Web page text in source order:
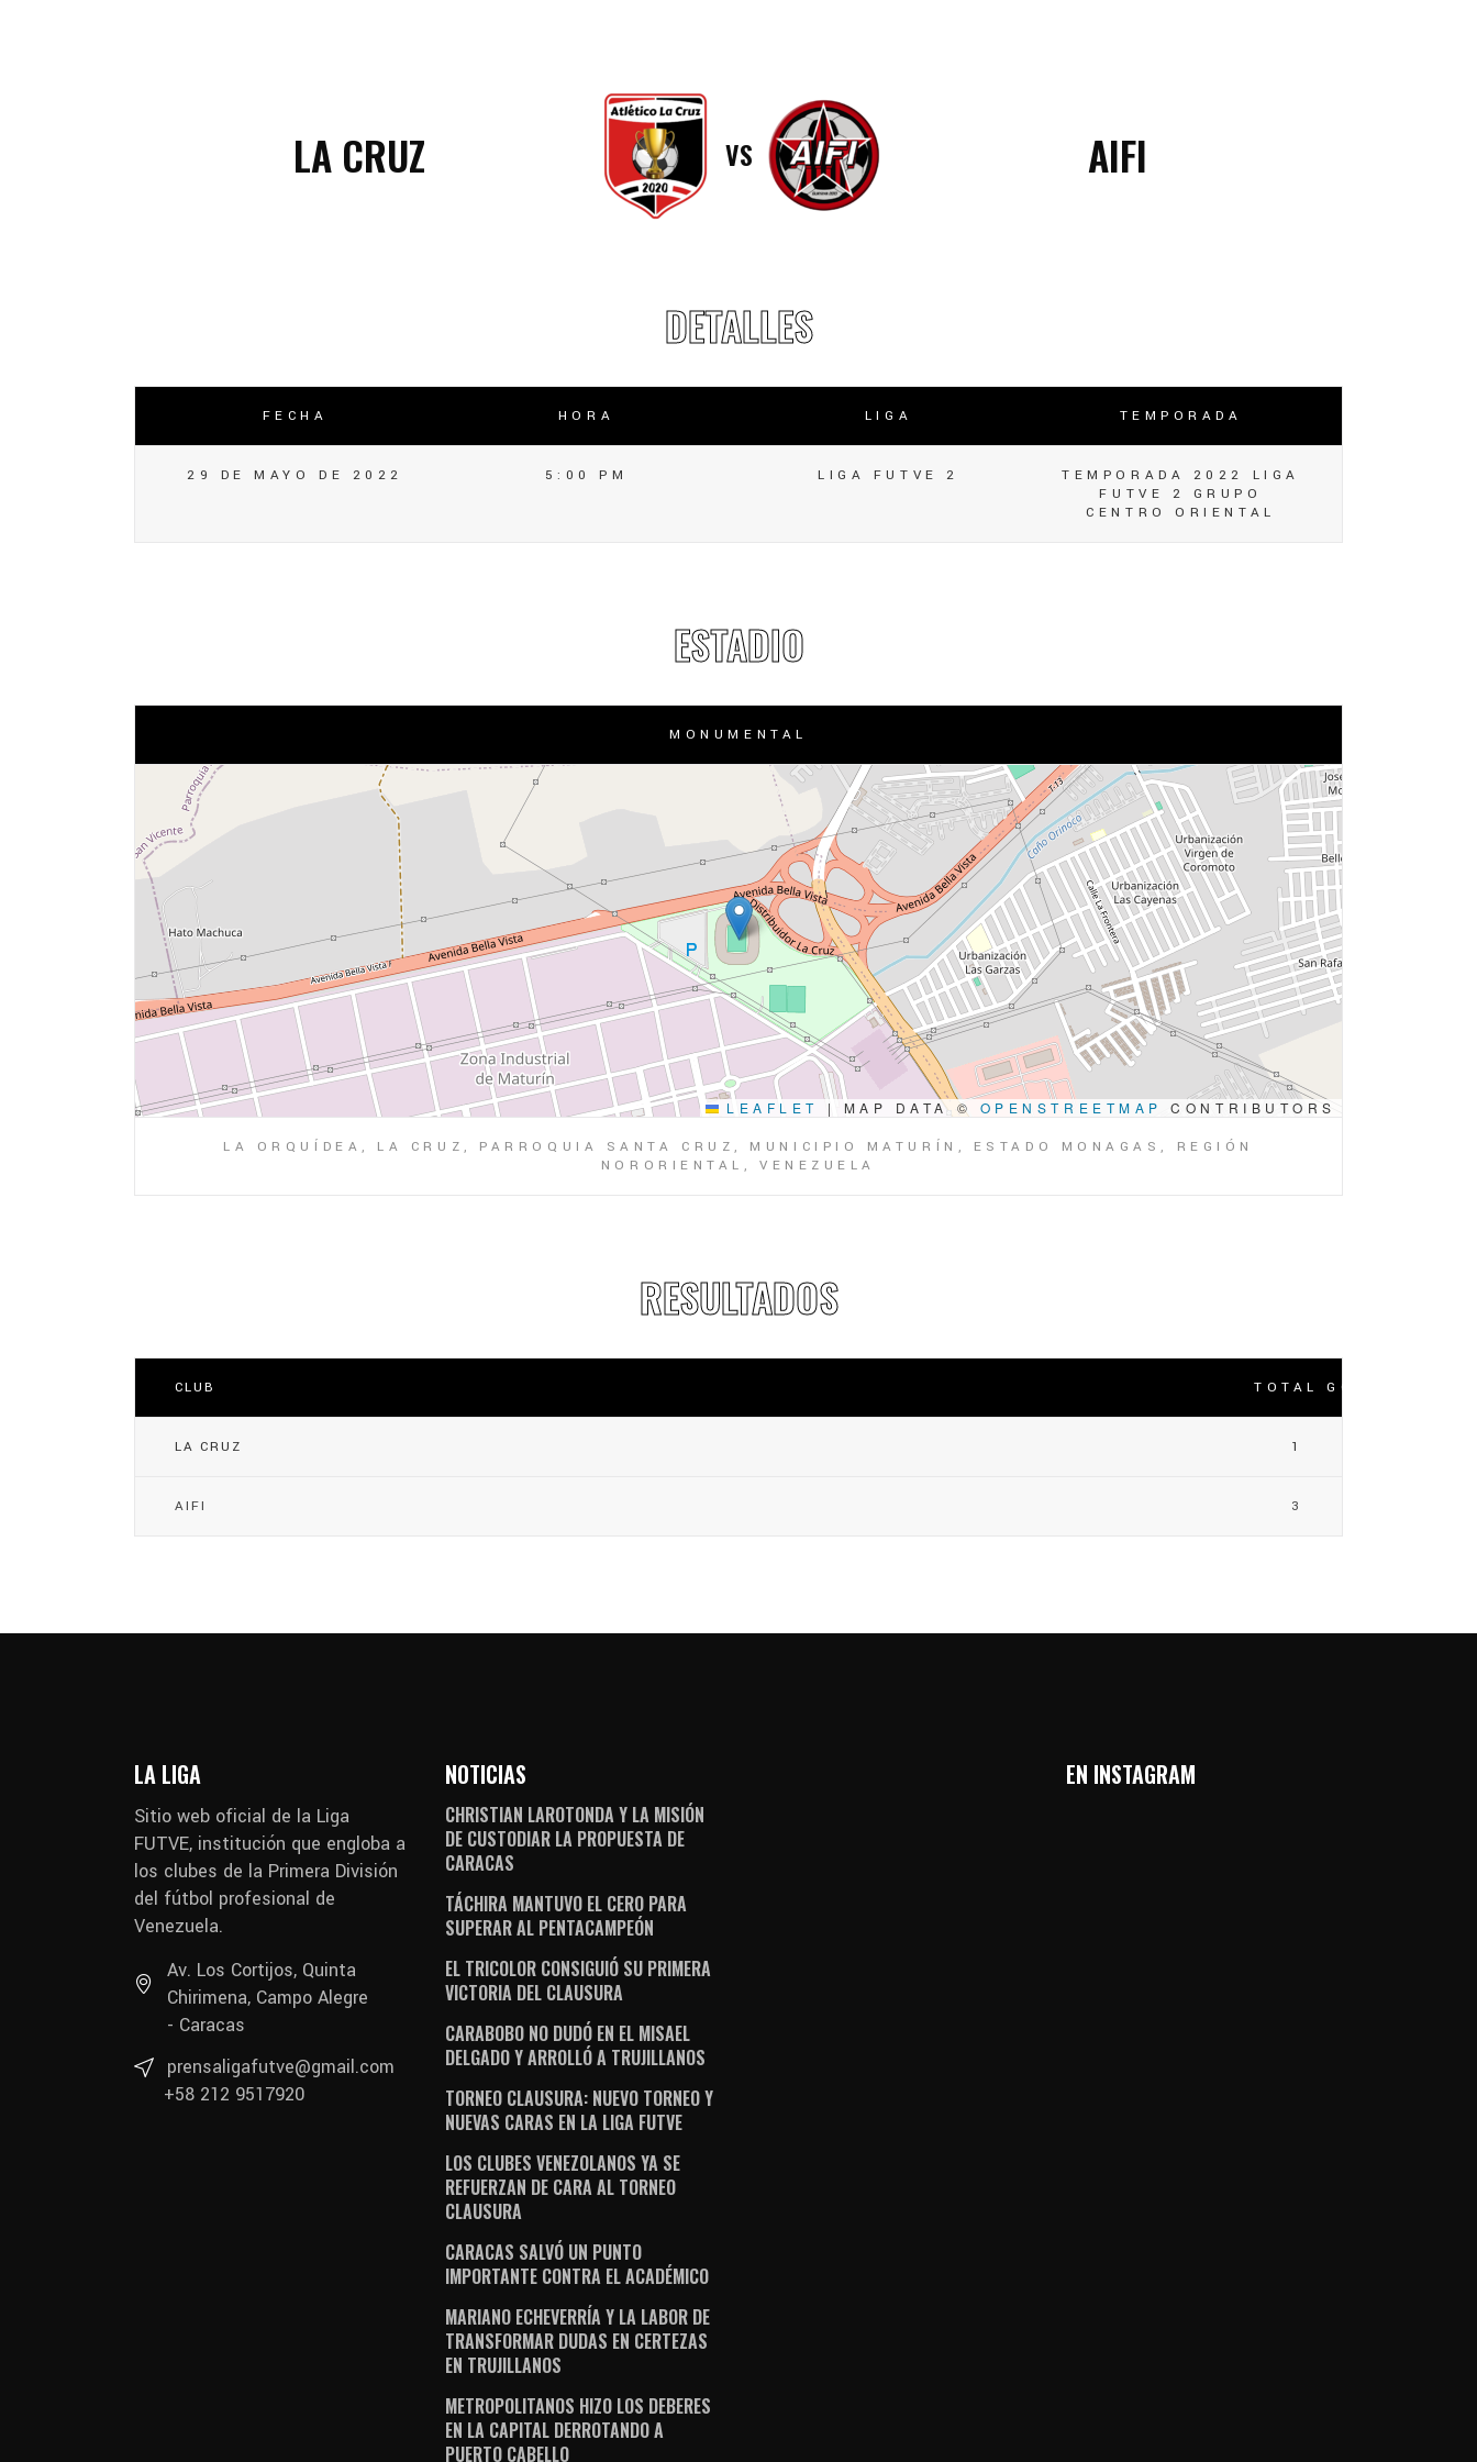
LA CRUZ VS AIFI
DETALLES
FECHA HORA LIGA TEMPORADA
29 DE MAYO DE 2022 5:00 PM LIGA FUTVE 2
TEMPORADA 2022 LIGA
FUTVE 2 GRUPO
CENTRO ORIENTAL
ESTADIO
MONUMENTAL
LEAFLET | MAP DATA © OPENSTREETMAP CONTRIBUTORS
LA ORQUÍDEA, LA CRUZ, PARROQUIA SANTA CRUZ, MUNICIPIO MATURÍN, ESTADO MONAGAS, REGIÓN
NORORIENTAL, VENEZUELA
RESULTADOS
CLUB TOTAL GOLES
LA CRUZ 1
AIFI 3
LA LIGA
Sitio web oficial de la Liga
FUTVE, institución que engloba a
los clubes de la Primera División
del fútbol profesional de
Venezuela.
Av. Los Cortijos, Quinta
Chirimena, Campo Alegre
- Caracas
prensaligafutve@gmail.com
+58 212 9517920
NOTICIAS
CHRISTIAN LAROTONDA Y LA MISIÓN
DE CUSTODIAR LA PROPUESTA DE
CARACAS
TÁCHIRA MANTUVO EL CERO PARA
SUPERAR AL PENTACAMPEÓN
EL TRICOLOR CONSIGUIÓ SU PRIMERA
VICTORIA DEL CLAUSURA
CARABOBO NO DUDÓ EN EL MISAEL
DELGADO Y ARROLLÓ A TRUJILLANOS
TORNEO CLAUSURA: NUEVO TORNEO Y
NUEVAS CARAS EN LA LIGA FUTVE
LOS CLUBES VENEZOLANOS YA SE
REFUERZAN DE CARA AL TORNEO
CLAUSURA
CARACAS SALVÓ UN PUNTO
IMPORTANTE CONTRA EL ACADÉMICO
MARIANO ECHEVERRÍA Y LA LABOR DE
TRANSFORMAR DUDAS EN CERTEZAS
EN TRUJILLANOS
METROPOLITANOS HIZO LOS DEBERES
EN LA CAPITAL DERROTANDO A
PUERTO CABELLO
EN INSTAGRAM